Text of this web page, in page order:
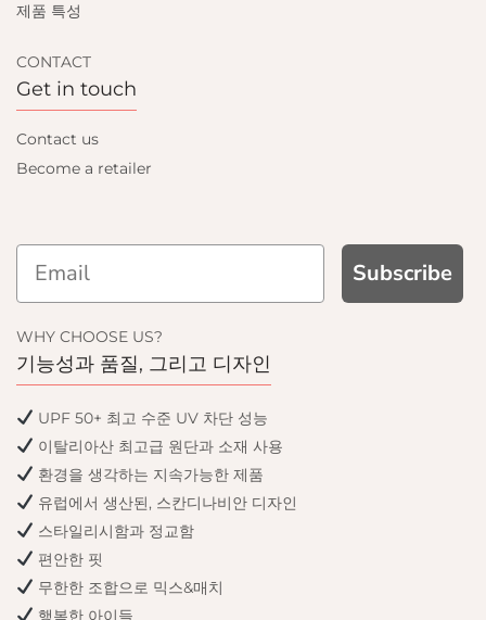
제품 특성
CONTACT
Get in touch
Contact us
Become a retailer
Subscribe
WHY CHOOSE US?
기능성과 품질, 그리고 디자인
UPF 50+ 최고 수준 UV 차단 성능
이탈리아산 최고급 원단과 소재 사용
환경을 생각하는 지속가능한 제품
유럽에서 생산된, 스칸디나비안 디자인
스타일리시함과 정교함
편안한 핏
무한한 조합으로 믹스&매치
행복한 아이들